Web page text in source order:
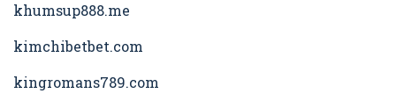
khumsup888.me
kimchibetbet.com
kingromans789.com